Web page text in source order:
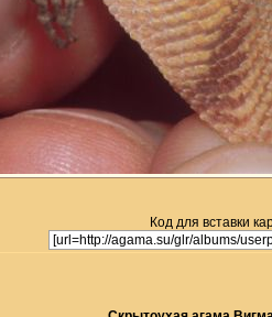
Код для вставки